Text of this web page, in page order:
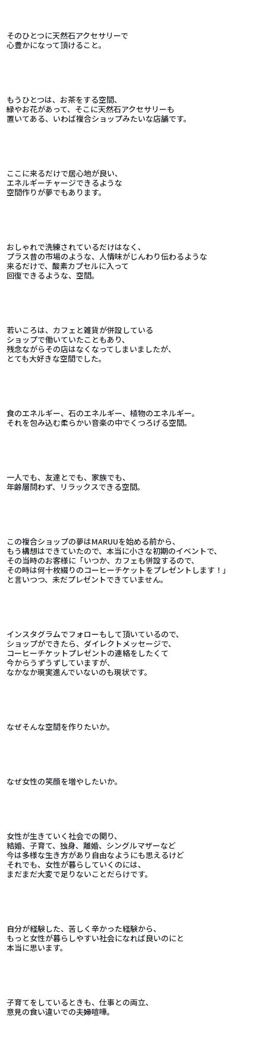
そのひとつに天然石アクセサリーで
心豊かになって頂けること。
もうひとつは、お茶をする空間、
緑やお花があって、そこに天然石アクセサリーも
置いてある、いわば複合ショップみたいな店舗です。
ここに来るだけで居心地が良い、
エネルギーチャージできるような
空間作りが夢でもあります。
おしゃれで洗練されているだけはなく、
プラス昔の市場のような、人情味がじんわり伝わるような
来るだけで、酸素カプセルに入って
回復できるような、空間。
若いころは、カフェと雑貨が併設している
ショップで働いていたこともあり、
残念ながらその店はなくなってしまいましたが、
とても大好きな空間でした。
食のエネルギー、石のエネルギー、植物のエネルギー。
それを包み込む柔らかい音楽の中でくつろげる空間。
一人でも、友達とでも、家族でも、
年齢層問わず、リラックスできる空間。
この複合ショップの夢はMARUUを始める前から、
もう構想はできていたので、本当に小さな初期のイベントで、
その当時のお客様に「いつか、カフェも併設するので、
その時は何十枚綴りのコーヒーチケットをプレゼントします！」
と言いつつ、未だプレゼントできていません。
インスタグラムでフォローもして頂いているので、
ショップができたら、ダイレクトメッセージで、
コーヒーチケットプレゼントの連絡をしたくて
今からうずうずしていますが、
なかなか現実進んでいないのも現状です。
なぜそんな空間を作りたいか。
なぜ女性の笑顔を増やしたいか。
女性が生きていく社会での関り、
結婚、子育て、独身、離婚、シングルマザーなど
今は多様な生き方があり自由なようにも思えるけど
それでも、女性が暮らしていくのには、
まだまだ大変で足りないことだらけです。
自分が経験した、苦しく辛かった経験から、
もっと女性が暮らしやすい社会になれば良いのにと
本当に思います。
子育てをしているときも、仕事との両立、
意見の食い違いでの夫婦喧嘩。